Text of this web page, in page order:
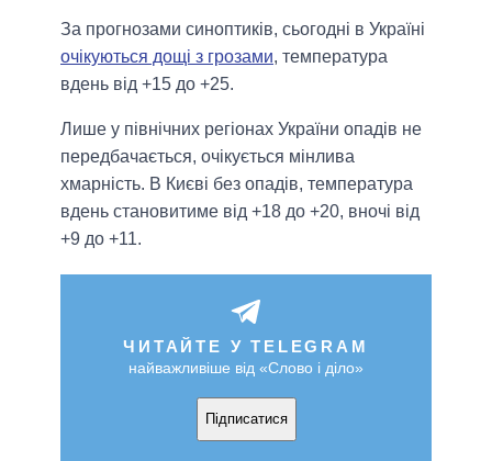
За прогнозами синоптиків, сьогодні в Україні
очікуються дощі з грозами, температура
вдень від +15 до +25.
Лише у північних регіонах України опадів не
передбачається, очікується мінлива
хмарність. В Києві без опадів, температура
вдень становитиме від +18 до +20, вночі від
+9 до +11.
ЧИТАЙТЕ У TELEGRAM
найважливіше від «Слово і діло»
Підписатися